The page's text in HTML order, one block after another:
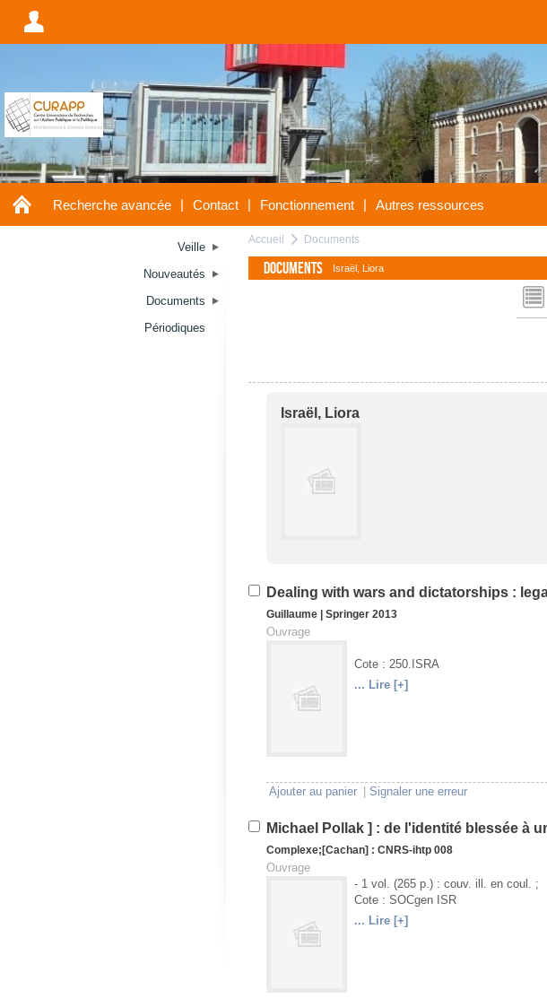
A
A Recherche avancée | Contact | Fonctionnement | Autres ressources
Veille
Nouveautés
Documents
Périodiques
Accueil a Documents
Documents Israël, Liora
L
Israël, Liora
U
V
Dealing with wars and dictatorships :
Guillaume
Springer 2013
Ouvrage
U
V
Cote : 250.ISRA
... Lire [+]
Ajouter au panier Signaler une erreur
Michael Pollak ] : de l'identité blessée à
Complexe; [Cachan] : CNRS-ihtp 008
Ouvrage
U
V
- 1 vol. (265 p.) : couv. ill. en coul. ;
Cote : SOCgen ISR
... Lire [+]